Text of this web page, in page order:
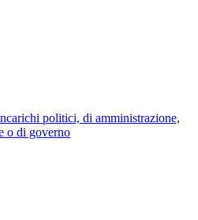
politici, di amministrazione,
o di governo